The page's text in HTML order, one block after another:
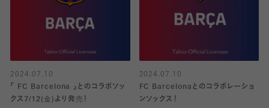
2024.07.10
「 FC Barcelona 」とのコラボソッ
クス7/12(金)より発売！
2024.07.10
FC Barcelonaとのコラボレーショ
ンソックス！